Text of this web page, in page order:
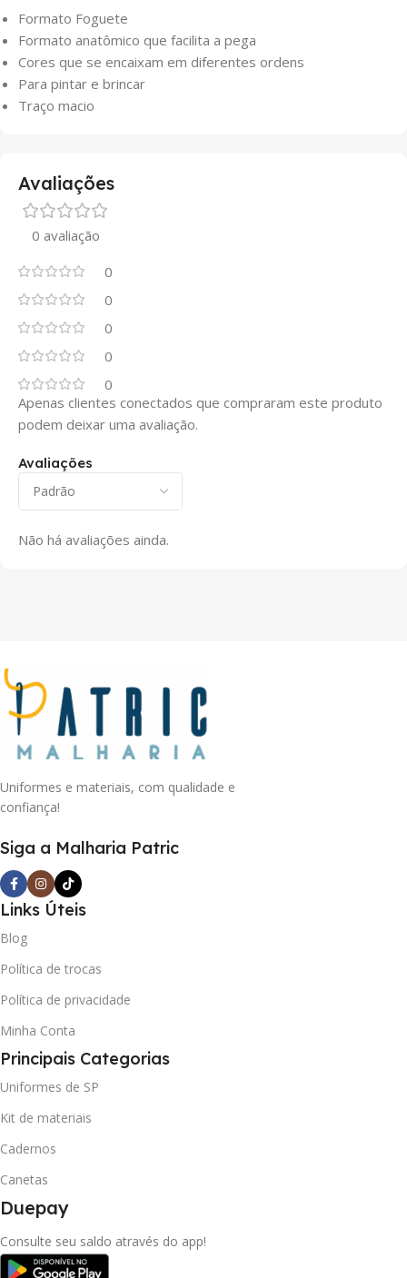
Formato Foguete
Formato anatômico que facilita a pega
Cores que se encaixam em diferentes ordens
Para pintar e brincar
Traço macio
Avaliações
0 avaliação
0
0
0
0
0
Avaliações
Não há avaliações ainda.
Apenas clientes conectados que compraram este produto
podem deixar uma avaliação.
Uniformes e materiais, com qualidade e
confiança!
Siga a Malharia Patric
Links Úteis
Blog
Política de trocas
Política de privacidade
Minha Conta
Principais Categorias
Uniformes de SP
Kit de materiais
Cadernos
Canetas
Duepay
Consulte seu saldo através do app!